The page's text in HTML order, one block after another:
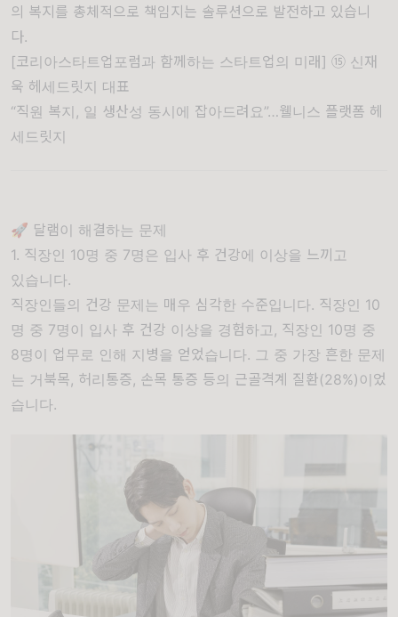
의 복지를 총체적으로 책임지는 솔루션으로 발전하고 있습니
다.
[코리아스타트업포럼과 함께하는 스타트업의 미래] ⑮ 신재
욱 헤세드릿지 대표
“직원 복지, 일 생산성 동시에 잡아드려요”…웰니스 플랫폼 헤
세드릿지
🚀 달램이 해결하는 문제
1. 직장인 10명 중 7명은 입사 후 건강에 이상을 느끼고
있습니다.
직장인들의 건강 문제는 매우 심각한 수준입니다. 직장인 10
명 중 7명이 입사 후 건강 이상을 경험하고, 직장인 10명 중
8명이 업무로 인해 지병을 얻었습니다. 그 중 가장 흔한 문제
는 거북목, 허리통증, 손목 통증 등의 근골격계 질환(28%)이었
습니다.